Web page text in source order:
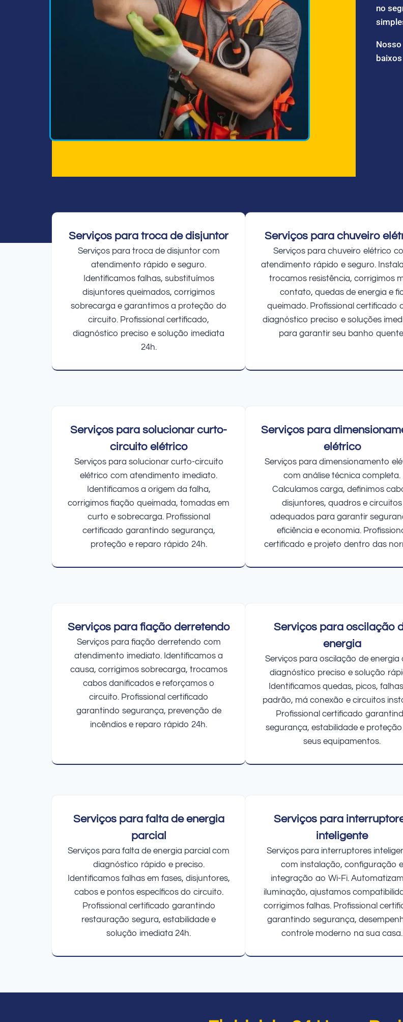
no
Serviços para troca de disjuntor
Serviços para troca de disjuntor com
atendimento rápido e seguro.
Identificamos falhas, substituímos
disjuntores queimados, corrigimos
sobrecarga e garantimos a proteção do
circuito. Profissional certificado,
diagnóstico preciso e solução imediata
24h.
Serviços para chuveiro
Serviços para chuveiro elétrico
atendimento rápido e seguro.
trocamos resistência, corrigimos
contato, quedas de energia e
queimado. Profissional certificado
diagnóstico preciso e soluções
para garantir seu banho
Serviços para solucionar curto-
circuito elétrico
Serviços para solucionar curto-circuito
elétrico com atendimento imediato.
Identificamos a origem da falha,
corrigimos fiação queimada, tomadas em
curto e sobrecarga. Profissional
certificado garantindo segurança,
proteção e reparo rápido 24h.
Serviços para
elétrico
Serviços para dimensionamento
com análise técnica completa.
Calculamos carga, definimos
disjuntores, quadros e circuitos
adequados para garantir
eficiência e economia.
certificado e projeto dentro das
Serviços para fiação derretendo
Serviços para fiação derretendo com
atendimento imediato. Identificamos a
causa, corrigimos sobrecarga, trocamos
cabos danificados e reforçamos o
circuito. Profissional certificado
garantindo segurança, prevenção de
incêndios e reparo rápido 24h.
Serviços para oscilação
energia
Serviços para oscilação de energia
diagnóstico preciso e solução
Identificamos quedas, picos,
padrão, má conexão e circuitos
Profissional certificado
segurança, estabilidade e
seus equipamentos.
Serviços para falta de energia
parcial
Serviços para falta de energia parcial com
diagnóstico rápido e preciso.
Identificamos falhas em fases, disjuntores,
cabos e pontos específicos do circuito.
Profissional certificado garantindo
restauração segura, estabilidade e
solução imediata 24h.
Serviços para
inteligente
Serviços para interruptores
com instalação, configuração e
integração ao Wi-Fi.
iluminação, ajustamos
corrigimos falhas. Profissional
garantindo segurança,
controle moderno na sua casa.